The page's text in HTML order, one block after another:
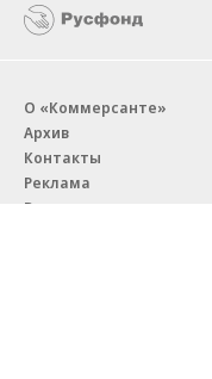
О «Коммерсанте»
Архив
Контакты
Реклама
Вакансии